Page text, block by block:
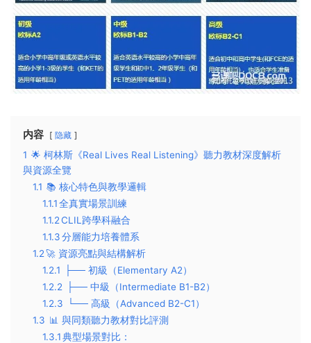
内容 隐藏
1 🌟 ​​柯林斯《Real Lives Real Listening》聽力教材深度解析
與資源全覽​
1.1 📚 ​​核心特色與教學邏輯​​
1.1.1​​全真實場景訓練​​
1.1.2​​CLIL跨學科融合​​
1.1.3​​分層能力培養體系​​
1.2​​🚀 資源亮點與結構解析​
1.2.1
├── ​​初級（Elementary A2）​​
1.2.2
├── ​​中級（Intermediate B1-B2）​​
1.2.3
└── ​​高級（Advanced B2-C1）​​
1.3 📊 ​​與同類聽力教材對比評測​​
1.3.1​​典型場景對比​​：